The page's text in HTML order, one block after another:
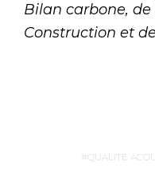
Bilan carbone, de
Construction et
QUALITÉ